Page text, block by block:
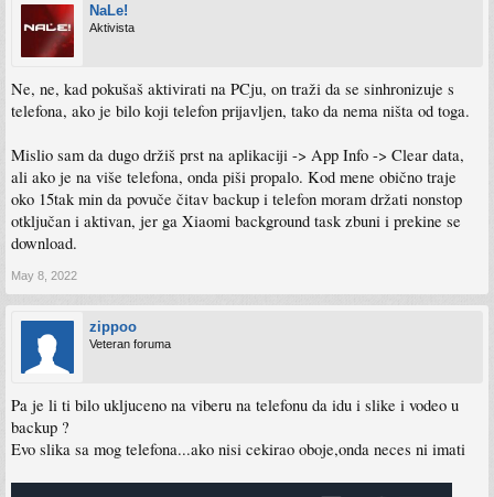
NaLe!
Aktivista
Ne, ne, kad pokušaš aktivirati na PCju, on traži da se sinhronizuje s
telefona, ako je bilo koji telefon prijavljen, tako da nema ništa od toga.
Mislio sam da dugo držiš prst na aplikaciji -> App Info -> Clear data,
ali ako je na više telefona, onda piši propalo. Kod mene obično traje
oko 15tak min da povuče čitav backup i telefon moram držati nonstop
otključan i aktivan, jer ga Xiaomi background task zbuni i prekine se
download.
May 8, 2022
zippoo
Veteran foruma
Pa je li ti bilo ukljuceno na viberu na telefonu da idu i slike i vodeo u
backup ?
Evo slika sa mog telefona...ako nisi cekirao oboje,onda neces ni imati